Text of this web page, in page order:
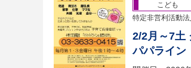
こども
特定非営利活動
2/2月～7土
パパライ